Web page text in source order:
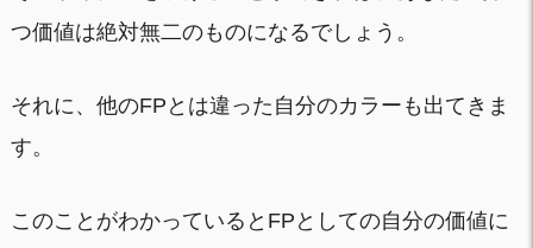
つ価値は絶対無二のものになるでしょう。
それに、他のFPとは違った自分のカラーも出てきま
す。
このことがわかっているとFPとしての自分の価値に